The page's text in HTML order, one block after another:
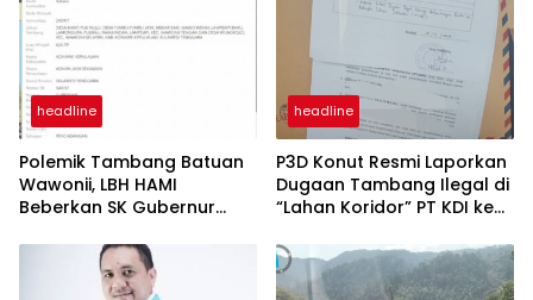
headline
Polemik Tambang Batuan
Wawonii, LBH HAMI
Beberkan SK Gubernur
Kementerian ESDM
headline
P3D Konut Resmi Laporkan
Dugaan Tambang Ilegal di
“Lahan Koridor” PT KDI ke